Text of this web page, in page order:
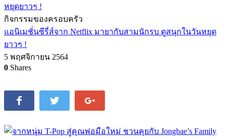
กิจกรรมของครอบครัว
แอนิเมชั่นซีรี่ส์จาก Netflix มายากับสามนักรบ ดูสนุกในวันหยุด
ยาวๆ !
5 พฤศจิกายน 2564
0 Shares